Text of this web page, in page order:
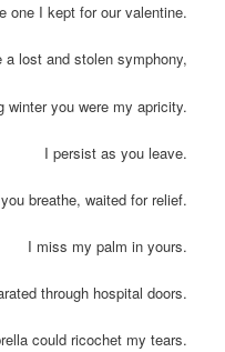
one I kept for our valentine.
a lost and stolen symphony,
winter you were my apricity.
I persist as you leave.
breathe, waited for relief.
I miss my palm in yours.
through hospital doors.
could ricochet my tears.